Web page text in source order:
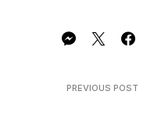
PREVIOUS POST